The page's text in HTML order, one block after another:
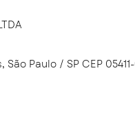
Paulo / SP CEP